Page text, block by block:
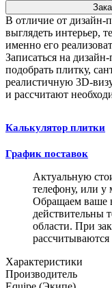
В отличие от дизайн-
выглядеть интерьер,
именно его
Записаться на дизайн-
подобрать плитку,
реалистичную 3D-
и рассчитают
Калькулятор плитки
График поставок
Актуальную
телефону, или у
Обращаем ваше
действительны
области. При
Характеристики
Производитель